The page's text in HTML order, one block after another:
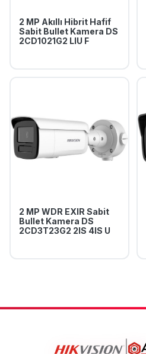
2 MP Akıllı Hibrit Hafif
Sabit Bullet Kamera DS
2CD1021G2 LIU F
2 MP WDR EXIR Sabit
Bullet Kamera DS
2CD3T23G2 2IS 4IS U